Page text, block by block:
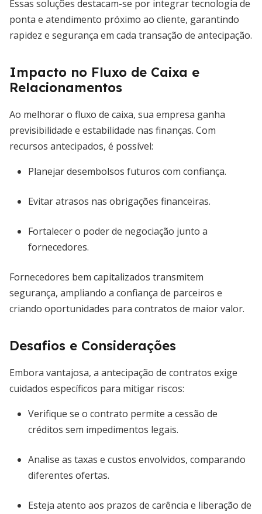
Essas soluções destacam-se por integrar tecnologia de
ponta e atendimento próximo ao cliente, garantindo
rapidez e segurança em cada transação de antecipação.
Impacto no Fluxo de Caixa e
Relacionamentos
Ao melhorar o fluxo de caixa, sua empresa ganha
previsibilidade e estabilidade nas finanças. Com
recursos antecipados, é possível:
Planejar desembolsos futuros com confiança.
Evitar atrasos nas obrigações financeiras.
Fortalecer o poder de negociação junto a
fornecedores.
Fornecedores bem capitalizados transmitem
segurança, ampliando a confiança de parceiros e
criando oportunidades para contratos de maior valor.
Desafios e Considerações
Embora vantajosa, a antecipação de contratos exige
cuidados específicos para mitigar riscos:
Verifique se o contrato permite a cessão de
créditos sem impedimentos legais.
Analise as taxas e custos envolvidos, comparando
diferentes ofertas.
Esteja atento aos prazos de carência e liberação de